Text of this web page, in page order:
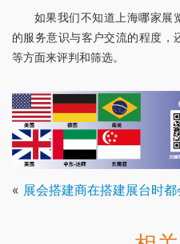
如果我们不知道上海哪家展
的服务意识与客户交流的程度，
等方面来评判和筛选。
« 展会搭建商在搭建展台时